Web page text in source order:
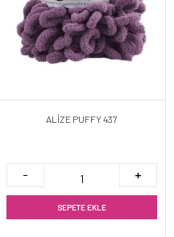
ALİZE PUFFY 437
SEPETE EKLE